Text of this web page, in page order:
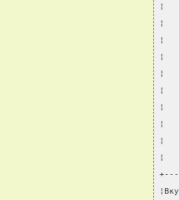
¦
¦
¦
¦
¦
¦
¦
¦
¦
¦